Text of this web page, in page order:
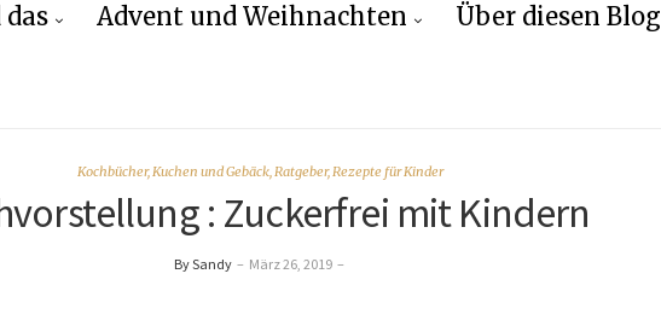
Advent und Weihnachten Über diesen Blog
Kochbücher,Kuchen und Gebäck,Ratgeber,Rezepte für Kinder
: Zuckerfrei mit Kindern
By Sandy – März 26, 2019 –